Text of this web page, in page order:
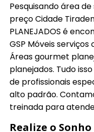
Pesquisando área
preço Cidade
PLANEJADOS é
GSP Móveis
Áreas gourmet
planejados. Tudo
de profissionais
alto padrão.
treinada para
Realize o